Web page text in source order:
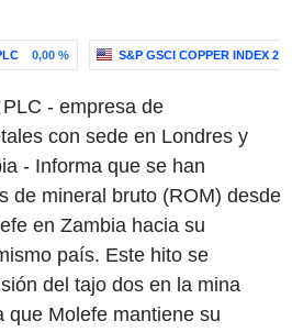
0,00 % S&P GSCI COPPER INDEX 2
- empresa de
con sede en Londres y
- Informa que se han
de mineral bruto (ROM) desde
en Zambia hacia su
país. Este hito se
del tajo dos en la mina
que Molefe mantiene su